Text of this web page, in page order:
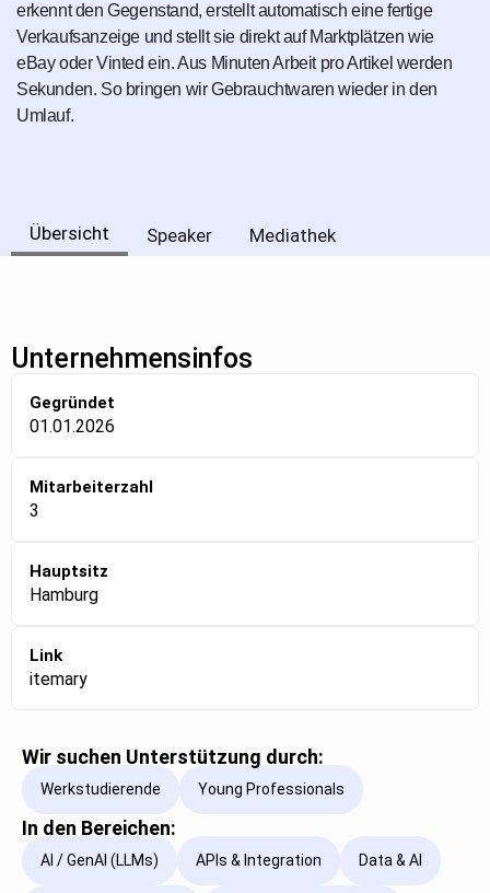
erkennt den Gegenstand, erstellt automatisch eine fertige
Verkaufsanzeige und stellt sie direkt auf Marktplätzen wie
eBay oder Vinted ein. Aus Minuten Arbeit pro Artikel werden
Sekunden. So bringen wir Gebrauchtwaren wieder in den
Umlauf.
Übersicht Speaker Mediathek
Unternehmensinfos
Gegründet
01.01.2026
Mitarbeiterzahl
3
Hauptsitz
Hamburg
Link
itemary
Wir suchen Unterstützung durch:
Werkstudierende Young Professionals
In den Bereichen:
AI / GenAI (LLMs) APIs & Integration Data & AI